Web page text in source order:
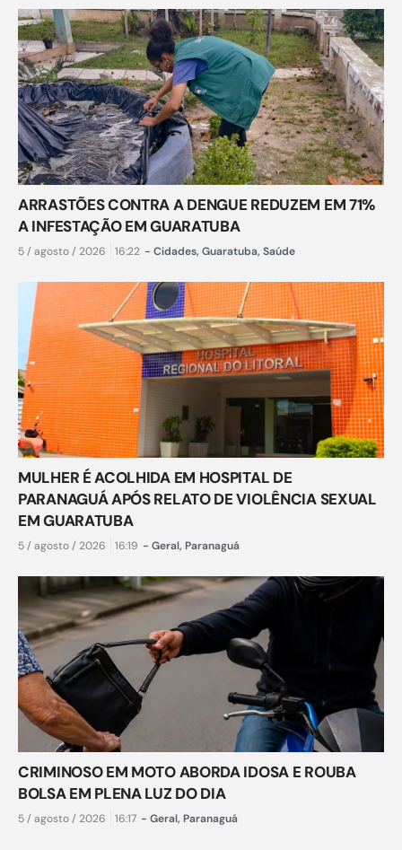
ARRASTÕES CONTRA A DENGUE REDUZEM EM 71%
A INFESTAÇÃO EM GUARATUBA
5 / agosto / 2026 16:22 - Cidades, Guaratuba, Saúde
MULHER É ACOLHIDA EM HOSPITAL DE
PARANAGUÁ APÓS RELATO DE VIOLÊNCIA SEXUAL
EM GUARATUBA
5 / agosto / 2026 16:19 - Geral, Paranaguá
CRIMINOSO EM MOTO ABORDA IDOSA E ROUBA
BOLSA EM PLENA LUZ DO DIA
5 / agosto / 2026 16:17 - Geral, Paranaguá